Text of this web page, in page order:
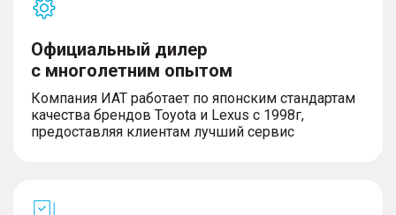
Официальный дилер
с многолетним опытом
Компания ИАТ работает по японским стандартам
качества брендов Toyota и Lexus с 1998г,
предоставляя клиентам лучший сервис